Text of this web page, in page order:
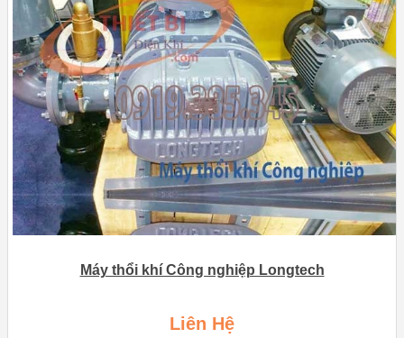
Máy thổi khí Công nghiệp Longtech
Liên Hệ